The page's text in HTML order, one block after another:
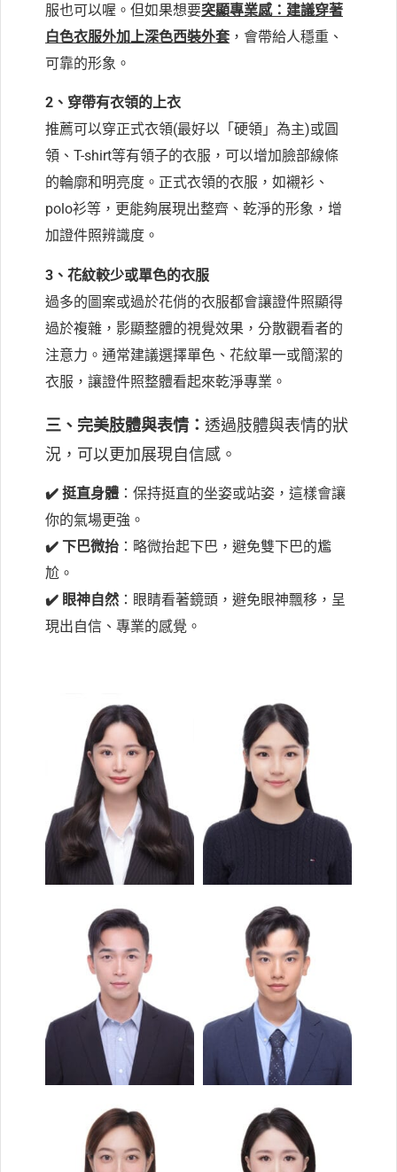
服也可以喔。 但如果想要突顯專業感：建議穿著
白色衣服外加上深色西裝外套 ，會帶給人穩重、
可靠的形象。
2、穿帶有衣領的上衣
推薦可以穿正式衣領(最好以「硬領」為主)或圓
領、T-shirt等有領子的衣服，可以增加臉部線條
的輪廓和明亮度。 正式衣領的衣服，如襯衫、
polo衫等，更能夠展現出整齊、乾淨的形象，增
加證件照辨識度。
3、花紋較少或單色的衣服
過多的圖案或過於花俏的衣服都會讓證件照顯得
過於複雜，影顯整體的視覺效果，分散觀看者的
注意力。 通常建議選擇單色、花紋單一或簡潔的
衣服，讓證件照整體看起來乾淨專業。
三、完美肢體與表情： 透過肢體與表情的狀
況，可以更加展現自信感。
✔️ 挺直身體 ：保持挺直的坐姿或站姿，這樣會讓
你的氣場更強。
✔️ 下巴微抬 ：略微抬起下巴，避免雙下巴的尷
尬。
✔️ 眼神自然 ：眼睛看著鏡頭，避免眼神飄移，呈
現出自信、專業的感覺。